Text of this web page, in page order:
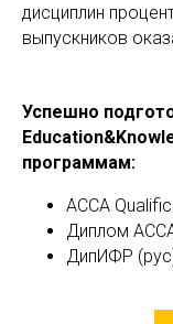
дисциплин
выпускников
Успешно
программам:
ACCA
Диплом
ДипИФР